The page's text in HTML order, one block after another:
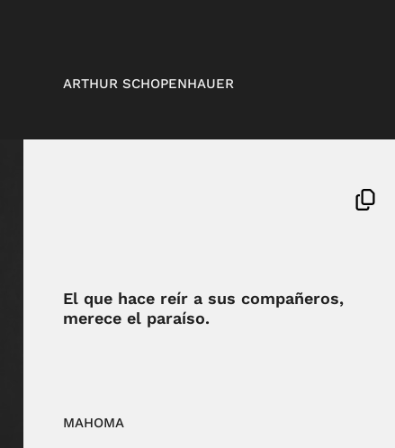
ARTHUR SCHOPENHAUER
El que hace reír a sus compañeros,
merece el paraíso.
MAHOMA